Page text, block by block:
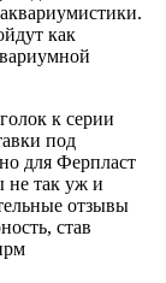
как
к серии
под
для Ферпласт
не так уж и
отзывы
став